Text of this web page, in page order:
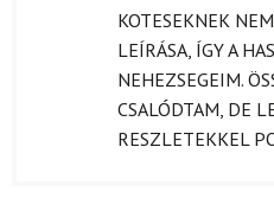
KOTESEKNEK
LEÍRÁSA, ÍGY A
NEHEZSEGEIM.
CSALÓDTAM, DE
RESZLETEKKEL